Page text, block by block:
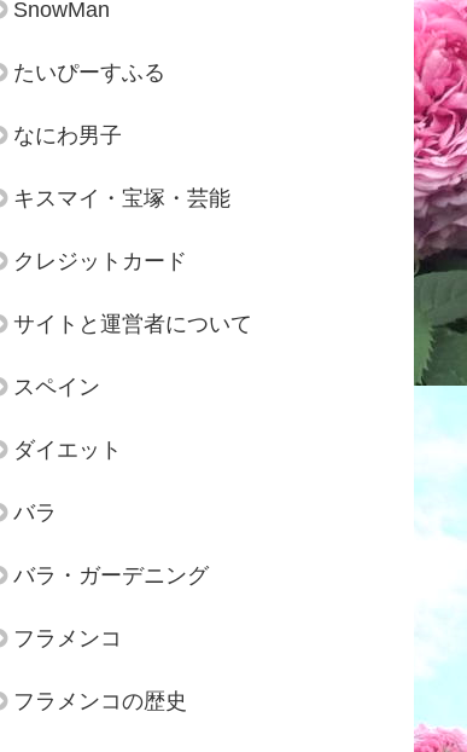
SnowMan
たいぴーすふる
なにわ男子
キスマイ・宝塚・芸能
クレジットカード
サイトと運営者について
スペイン
ダイエット
バラ
バラ・ガーデニング
フラメンコ
フラメンコの歴史